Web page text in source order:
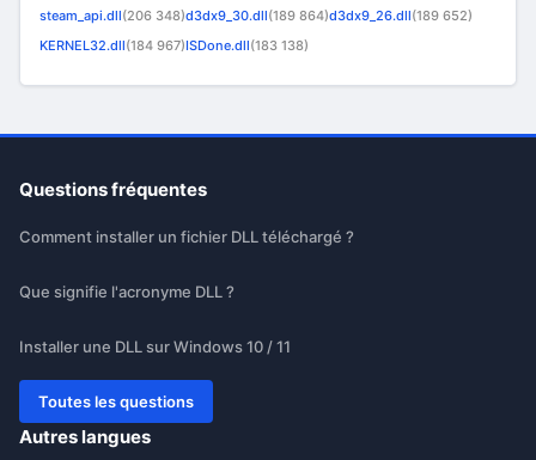
steam_api.dll(206 348)d3dx9_30.dll(189 864)d3dx9_26.dll(189 652)
KERNEL32.dll(184 967)ISDone.dll(183 138)
Questions fréquentes
Comment installer un fichier DLL téléchargé ?
Que signifie l'acronyme DLL ?
Installer une DLL sur Windows 10 / 11
Toutes les questions
Autres langues